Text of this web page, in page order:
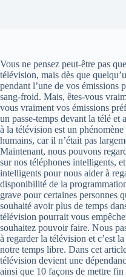
Vous ne pensez peut-être pas
télévision, mais dès que
pendant l’une de vos émissions
sang-froid. Mais, êtes-vous
vous vraiment vos émissions
un passe-temps devant la télé et
à la télévision est un
humains, car il n’était pas
Maintenant, nous pouvons
sur nos téléphones intelligents,
intelligents pour nous aider à
disponibilité de la
grave pour certaines personnes
souhaité avoir plus de temps
télévision pourrait vous
souhaitez pouvoir faire. Nous
à regarder la télévision et c’est
notre temps libre. Dans cet
télévision devient une
ainsi que 10 façons de mettre